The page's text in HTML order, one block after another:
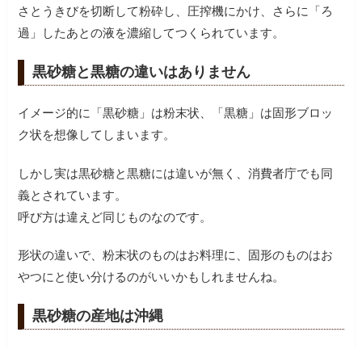
さとうきびを切断して粉砕し、圧搾機にかけ、さらに「ろ
過」したあとの液を濃縮してつくられています。
黒砂糖と黒糖の違いはありません
イメージ的に「黒砂糖」は粉末状、「黒糖」は固形ブロッ
ク状を想像してしまいます。
しかし実は黒砂糖と黒糖には違いが無く、消費者庁でも同
義とされています。
呼び方は違えど同じものなのです。
形状の違いで、粉末状のものはお料理に、固形のものはお
やつにと使い分けるのがいいかもしれませんね。
黒砂糖の産地は沖縄